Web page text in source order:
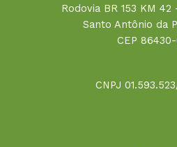
Rodovia BR 153 KM 42
Santo Antônio da
CEP
CNPJ